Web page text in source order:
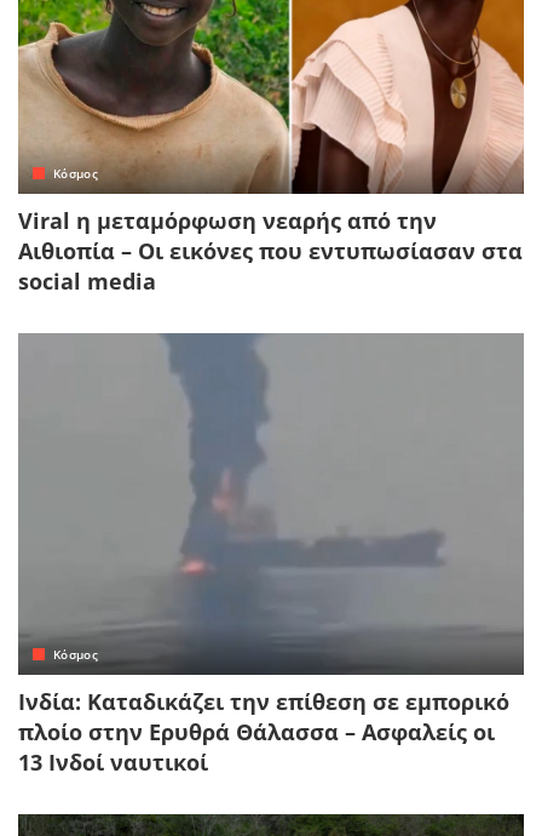
Κόσμος
Viral η μεταμόρφωση νεαρής από την
Αιθιοπία – Οι εικόνες που εντυπωσίασαν στα
social media
Κόσμος
Ινδία: Καταδικάζει την επίθεση σε εμπορικό
πλοίο στην Ερυθρά Θάλασσα – Ασφαλείς οι
13 Ινδοί ναυτικοί